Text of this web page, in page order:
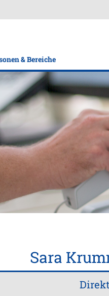
& Bereiche
Sara